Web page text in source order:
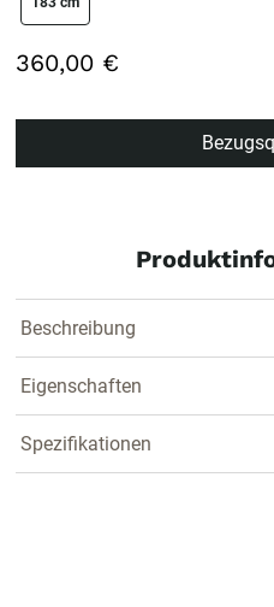
360,00 €
Beschreibung
Eigenschaften
Spezifikationen